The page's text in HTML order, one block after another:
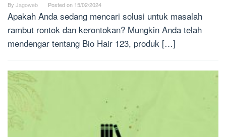
By Jagoweb Posted on 15/02/2024
Apakah Anda sedang mencari solusi untuk masalah
rambut rontok dan kerontokan? Mungkin Anda telah
mendengar tentang Bio Hair 123, produk […]